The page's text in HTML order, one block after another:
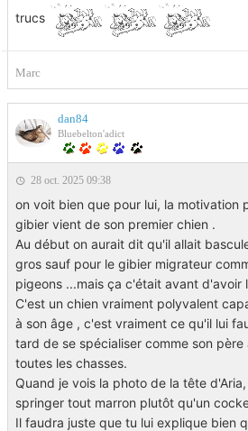
trucs
Marc
dan84
Bluebelton'adict
28 oct. 2025 09:38
on voit bien que pour lui, la motivation
gibier vient de son premier chien .
Au début on aurait dit qu'il allait
gros sauf pour le gibier migrateur
pigeons ...mais ça c'était avant d'avoir
C'est un chien vraiment polyvalent
à son âge , c'est vraiment ce qu'il lui
tard de se spécialiser comme son père
toutes les chasses.
Quand je vois la photo de la tête
springer tout marron plutôt qu'un
Il faudra juste que tu lui explique bien